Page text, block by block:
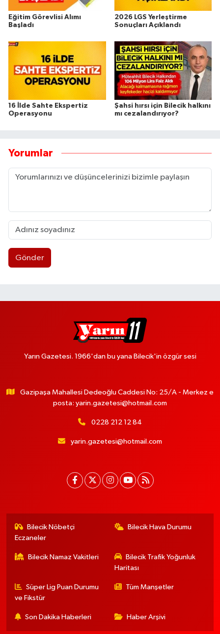
Eğitim Görevlisi Alımı
Başladı
2026 LGS Yerleştirme
Sonuçları Açıklandı
16 İlde Sahte Ekspertiz
Operasyonu
Şahsi hırsı için Bilecik halkını
mı cezalandırıyor?
Yorumlar
Gönder
Yarın Gazetesi. 1966'dan bu yana Bilecik'in özgür sesi
Gazipaşa Mahallesi Dedeoğlu Caddesi No: 25/A - Merkez e
posta: yarin.gazetesi@hotmail.com
0228 212 12 84
yarin.gazetesi@hotmail.com
Bilecik Nöbetçi
Eczaneler
Bilecik Hava Durumu
Bilecik Namaz Vakitleri
Bilecik Trafik Yoğunluk
Haritası
Süper Lig Puan Durumu
ve Fikstür
Tüm Manşetler
Son Dakika Haberleri Haber Arşivi